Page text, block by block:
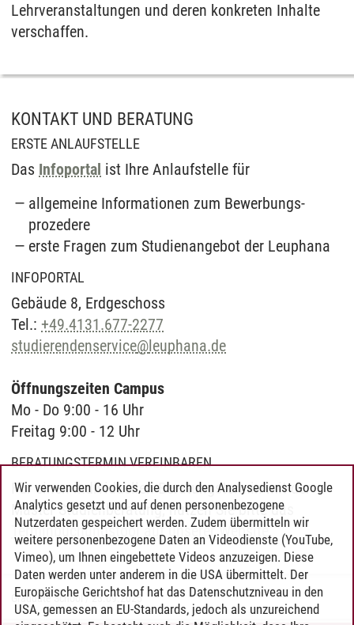
Lehrveranstaltungen und deren konkreten Inhalte
verschaffen.
KONTAKT UND BERATUNG
ERSTE ANLAUFSTELLE
Das Infoportal ist Ihre Anlauf­stelle für
allgemeine Informationen zum Bewerbungs­
prozedere
erste Fragen zum Studien­angebot der Leuphana
INFOPORTAL
Gebäude 8, Erd­ge­schoss
Tel.: +49.4131.677-2277
studierendenservice@leuphana.de
Öffnungszeiten Campus
Mo - Do 9:00 - 16 Uhr
Freitag 9:00 - 12 Uhr
BERATUNGSTERMIN VEREINBAREN
Für einen individuellen Beratungs­termin mit der
Master Studien­beratung, nutzen Sie bitte das
Termin­buchungs­tool auf unserer Website.
Graduate School /23.09.2025
Wir verwenden Cookies, die durch den Analysedienst Google
Analytics gesetzt und auf denen personenbezogene
Nutzerdaten gespeichert werden. Zudem übermitteln wir
weitere personenbezogene Daten an Videodienste (YouTube,
Vimeo), um Ihnen eingebettete Videos anzuzeigen. Diese
Daten werden unter anderem in die USA übermittelt. Der
Europäische Gerichtshof hat das Datenschutzniveau in den
USA, gemessen an EU-Standards, jedoch als unzureichend